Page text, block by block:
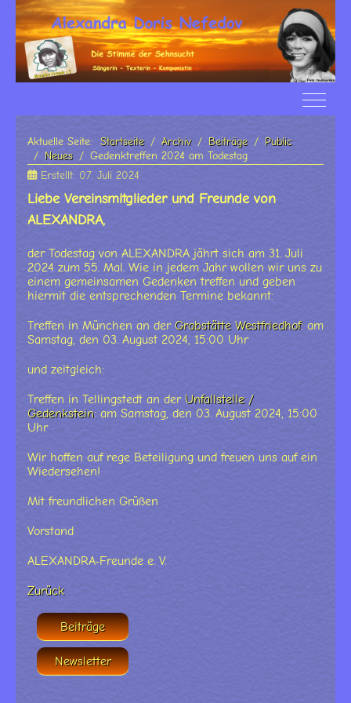
Off-
Beiträge
Newsletter
Aktuelle Seite: Startseite Archiv Beiträge
Public
Neues
Gedenktreffen 2024 am Todestag
Erstellt: 07. Juli 2024
Liebe Vereinsmitglieder und Freunde von
ALEXANDRA,
der Todestag von ALEXANDRA jährt sich am 31. Juli
2024 zum 55. Mal. Wie in jedem Jahr wollen wir uns zu
einem gemeinsamen Gedenken treffen und geben
hiermit die entsprechenden Termine bekannt:
Treffen in München an der Grabstätte Westfriedhof: am
Samstag, den 03. August 2024, 15:00 Uhr
und zeitgleich:
Treffen in Tellingstedt an der Unfallstelle /
Gedenkstein: am Samstag, den 03. August 2024, 15:00
Uhr
Wir hoffen auf rege Beteiligung und freuen uns auf ein
Wiedersehen!
Mit freundlichen Grüßen
Vorstand
ALEXANDRA-Freunde e. V.
Zurück